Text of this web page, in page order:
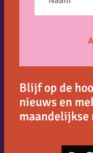
Blijf op de
nieuws en